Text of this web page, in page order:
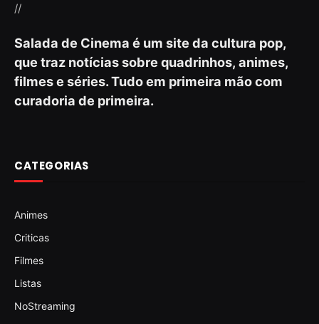
//
Salada de Cinema é um site da cultura pop,
que traz notícias sobre quadrinhos, animes,
filmes e séries. Tudo em primeira mão com
curadoria de primeira.
CATEGORIAS
Animes
Criticas
Filmes
Listas
NoStreaming